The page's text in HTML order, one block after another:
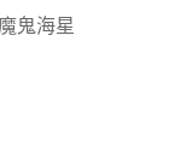
鬼海星